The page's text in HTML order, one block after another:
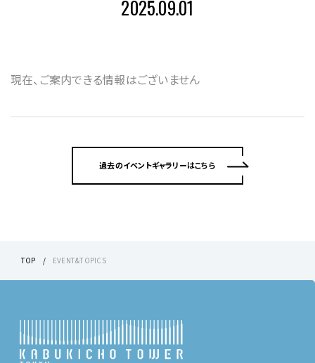
2025.09.01
現在、ご案内できる情報はございません
過去のイベントギャラリーはこちら
TOP EVENT&TOPICS